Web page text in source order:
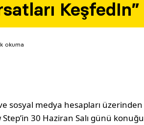
KeşfedIn”
okuma
sosyal medya hesapları üzerinden
30 Haziran Salı günü